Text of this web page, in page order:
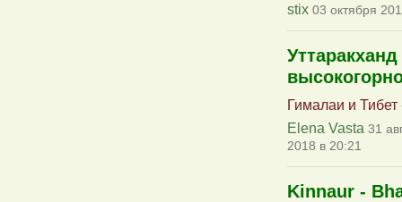
stix 03 октября
Гималаи и Тибет
Elena Vasta 31
2018 в 20:21
Kinnaur -